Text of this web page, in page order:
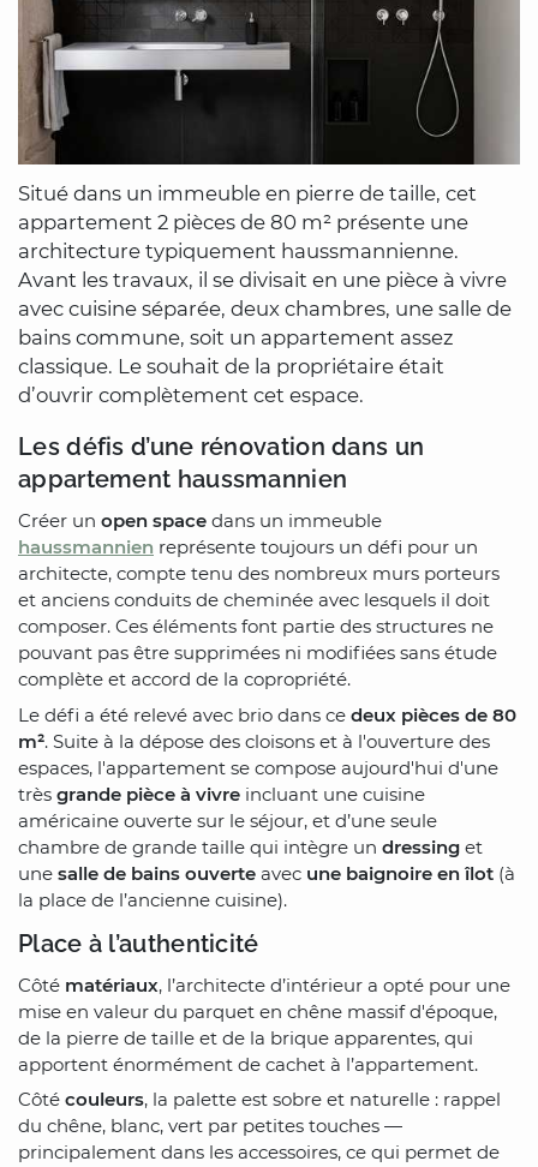
Situé dans un immeuble en pierre de taille, cet
appartement 2 pièces de 80 m² présente une
architecture typiquement haussmannienne.
Avant les travaux, il se divisait en une pièce à vivre
avec cuisine séparée, deux chambres, une salle de
bains commune, soit un appartement assez
classique. Le souhait de la propriétaire était
d’ouvrir complètement cet espace.
Les défis d’une rénovation dans un
appartement haussmannien
Créer un open space dans un immeuble
haussmannien représente toujours un défi pour un
architecte, compte tenu des nombreux murs porteurs
et anciens conduits de cheminée avec lesquels il doit
composer. Ces éléments font partie des structures ne
pouvant pas être supprimées ni modifiées sans étude
complète et accord de la copropriété.
Le défi a été relevé avec brio dans ce deux pièces de 80
m². Suite à la dépose des cloisons et à l'ouverture des
espaces, l'appartement se compose aujourd'hui d'une
très grande pièce à vivre incluant une cuisine
américaine ouverte sur le séjour, et d’une seule
chambre de grande taille qui intègre un dressing et
une salle de bains ouverte avec une baignoire en îlot (à
la place de l’ancienne cuisine).
Place à l’authenticité
Côté matériaux, l’architecte d’intérieur a opté pour une
mise en valeur du parquet en chêne massif d'époque,
de la pierre de taille et de la brique apparentes, qui
apportent énormément de cachet à l’appartement.
Côté couleurs, la palette est sobre et naturelle : rappel
du chêne, blanc, vert par petites touches —
principalement dans les accessoires, ce qui permet de